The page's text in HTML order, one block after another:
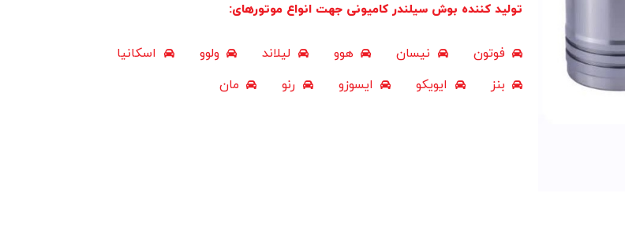
تولید کننده بوش سیلندر کامیونی جهت انواع موتورهای:
فوتون نیسان هوو لیلاند ولوو
اسکانیا
بنز
ایویکو ایسوزو رنو مان